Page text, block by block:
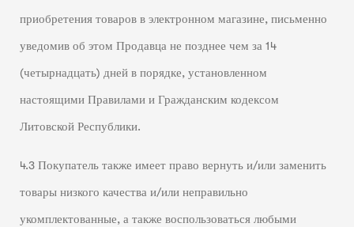
приобретения товаров в электронном магазине, письменно
уведомив об этом Продавца не позднее чем за 14
(четырнадцать) дней в порядке, установленном
настоящими Правилами и Гражданским кодексом
Литовской Республики.
4.3 Покупатель также имеет право вернуть и/или заменить
товары низкого качества и/или неправильно
укомплектованные, а также воспользоваться любыми